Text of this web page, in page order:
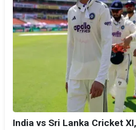
India vs Sri Lanka Cricket